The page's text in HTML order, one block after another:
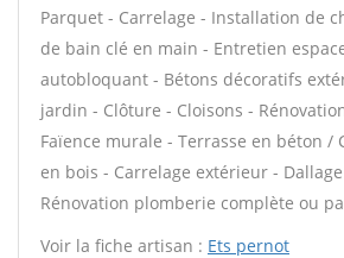
Parquet - Carrelage - Installation de
de bain clé en main - Entretien
autobloquant - Bétons décoratifs
jardin - Clôture - Cloisons -
Faïence murale - Terrasse en béton /
en bois - Carrelage extérieur -
Rénovation plomberie complète ou
Voir la fiche artisan : Ets pernot